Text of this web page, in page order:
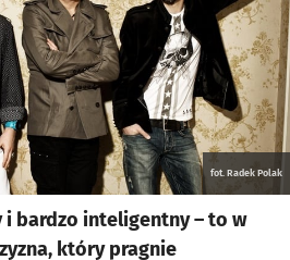
fot. Radek Polak
i bardzo inteligentny – to w
który pragnie